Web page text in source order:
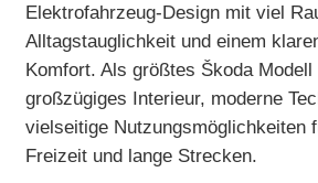
Elektrofahrzeug-Design mit viel
Alltagstauglichkeit und einem
Komfort. Als größtes Škoda
großzügiges Interieur, moderne
vielseitige Nutzungsmöglichkeiten
Freizeit und lange Strecken.